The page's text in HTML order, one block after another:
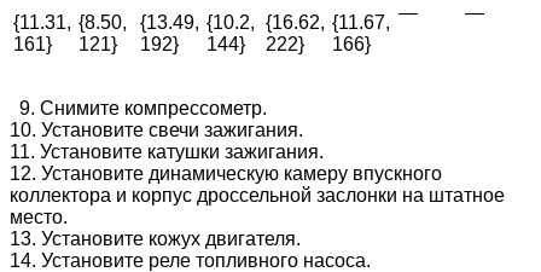
{11.31,
161}
{8.50,
121}
{13.49,
192}
{10.2,
144}
{16.62,
222}
{11.67,
166}
— —
9. Снимите компрессометр.
10. Установите свечи зажигания.
11. Установите катушки зажигания.
12. Установите динамическую камеру впускного
коллектора и корпус дроссельной заслонки на штатное
место.
13. Установите кожух двигателя.
14. Установите реле топливного насоса.